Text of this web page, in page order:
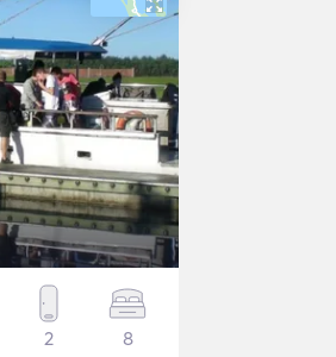
2 8